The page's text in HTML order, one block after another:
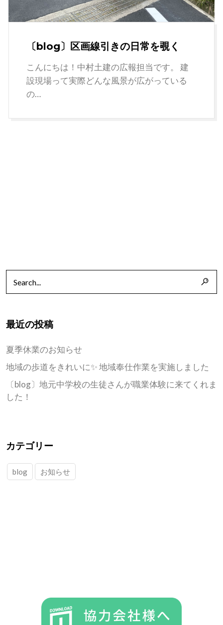
〔blog〕区画線引きの日常を覗く
こんにちは！中村土建の広報担当です。 建
設現場って実際どんな風景が広がっている
の…
最近の投稿
夏季休業のお知らせ
地域の歩道をきれいに✨ 地域奉仕作業を実施しました
〔blog〕地元中学校の生徒さんが職業体験に来てくれま
した！
カテゴリー
blog お知らせ